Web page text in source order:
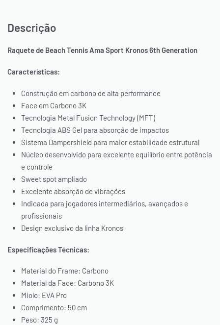
Descrição
Raquete de Beach Tennis Ama Sport Kronos 6th Generation
Características:
Construção em carbono de alta performance
Face em Carbono 3K
Tecnologia Metal Fusion Technology (MFT)
Tecnologia ABS Gel para absorção de impactos
Sistema Dampershield para maior estabilidade estrutural
Núcleo desenvolvido para excelente equilíbrio entre potência
e controle
Sweet spot ampliado
Excelente absorção de vibrações
Indicada para jogadores intermediários, avançados e
profissionais
Design exclusivo da linha Kronos
Especificações Técnicas:
Material do Frame: Carbono
Material da Face: Carbono 3K
Miolo: EVA Pro
Comprimento: 50 cm
Peso: 325 g